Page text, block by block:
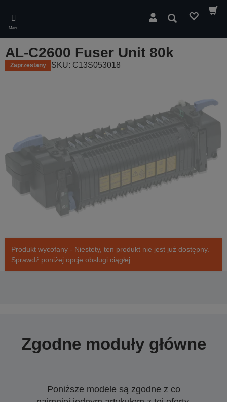
main
content
Menu
Wyszukaj
AL-C2600 Fuser Unit 80k
Zaprzestany SKU: C13S053018
Produkt wycofany - Niestety, ten produkt nie jest już dostępny.
Sprawdź poniżej opcje obsługi ciągłej.
Zgodne moduły główne
Poniższe modele są zgodne z co